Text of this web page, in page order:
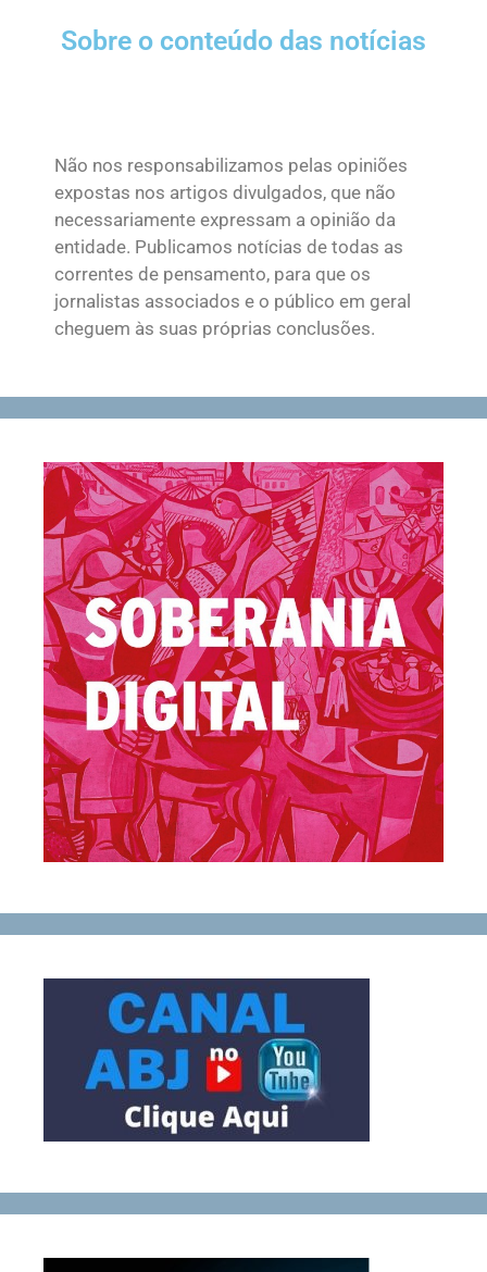
Sobre o conteúdo das notícias
Não nos responsabilizamos pelas opiniões
expostas nos artigos divulgados, que não
necessariamente expressam a opinião da
entidade. Publicamos notícias de todas as
correntes de pensamento, para que os
jornalistas associados e o público em geral
cheguem às suas próprias conclusões.